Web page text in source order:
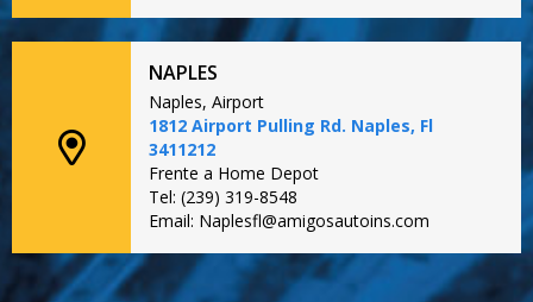
NAPLES
Naples, Airport
1812 Airport Pulling Rd. Naples, Fl
3411212
Frente a Home Depot
Tel: (239) 319-8548
Email: Naplesfl@amigosautoins.com